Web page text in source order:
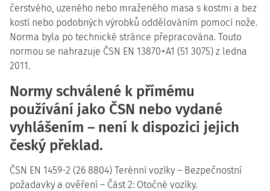
čerstvého, uzeného nebo mraženého masa s kostmi a bez
kostí nebo podobných výrobků oddělováním pomocí nože.
Norma byla po technické stránce přepracována. Touto
normou se nahrazuje ČSN EN 13870+A1 (51 3075) z ledna
2011.
Normy schválené k přímému
používání jako ČSN nebo vydané
vyhlášením – není k dispozici jejich
český překlad.
ČSN EN 1459-2 (26 8804) Terénní vozíky – Bezpečnostní
požadavky a ověření – Část 2: Otočné vozíky.